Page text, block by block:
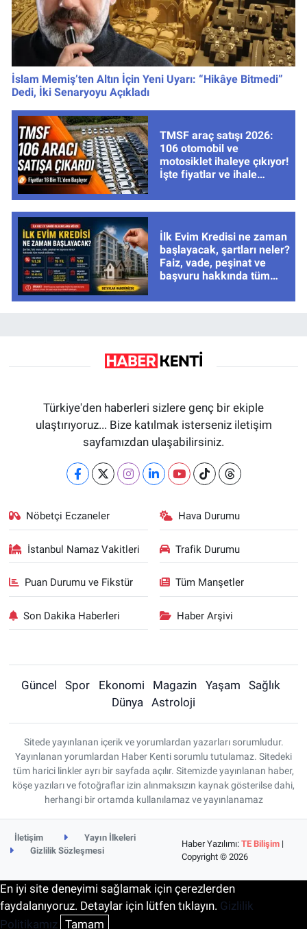
İslam Memiş’ten Altın İçin Yeni Uyarı: “Hikâye Bitmedi”
Dedi, İki Senaryoyu Açıkladı
TMSF araç satışı 2026:
106 otomobil ve
motosiklet ihaleye çıkıyor!
İşte fiyatlar ve ihale
İlk Evim Kredisi ne zaman
başlayacak, şartları neler?
Faiz, vade, peşinat ve
başvuru hakkında tüm
Türkiye'den haberleri sizlere genç bir ekiple
ulaştırıyoruz... Bize katılmak isterseniz iletişim
sayfamızdan ulaşabilirsiniz.
Nöbetçi Eczaneler Hava Durumu
İstanbul Namaz Vakitleri Trafik Durumu
Puan Durumu ve Fikstür Tüm Manşetler
Son Dakika Haberleri Haber Arşivi
Güncel Spor Ekonomi Magazin Yaşam
Sağlık
Dünya
Astroloji
Sitede yayınlanan içerik ve yorumlardan yazarları sorumludur.
Yayınlanan yorumlardan Haber Kenti sorumlu tutulamaz. Sitedeki
tüm harici linkler ayrı bir sayfada açılır. Sitemizde yayınlanan haber,
köşe yazıları ve fotoğraflar izin alınmaksızın kaynak gösterilse dahi,
herhangi bir ortamda kullanılamaz ve yayınlanamaz
İletişim
Yayın İlkeleri
Gizlilik Sözleşmesi
Haber Yazılımı:TE Bilişim |
Copyright © 2026
En iyi site deneyimi sağlamak için çerezlerden
faydalanıyoruz. Detaylar için lütfen tıklayın. Gizlilik
Politikamız Tamam